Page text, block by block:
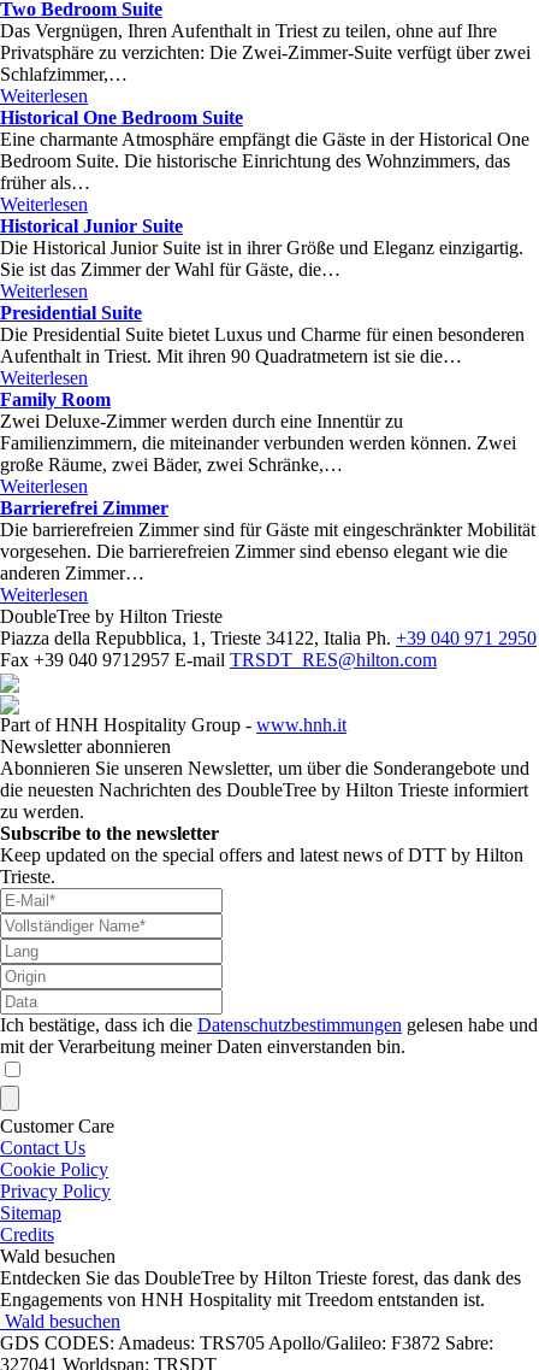
Two Bedroom Suite
Das Vergnügen, Ihren Aufenthalt in Triest zu teilen, ohne auf Ihre
Privatsphäre zu verzichten: Die Zwei-Zimmer-Suite verfügt über zwei
Schlafzimmer,…
Weiterlesen
Historical One Bedroom Suite
Eine charmante Atmosphäre empfängt die Gäste in der Historical One
Bedroom Suite. Die historische Einrichtung des Wohnzimmers, das
früher als…
Weiterlesen
Historical Junior Suite
Die Historical Junior Suite ist in ihrer Größe und Eleganz einzigartig.
Sie ist das Zimmer der Wahl für Gäste, die…
Weiterlesen
Presidential Suite
Die Presidential Suite bietet Luxus und Charme für einen besonderen
Aufenthalt in Triest. Mit ihren 90 Quadratmetern ist sie die…
Weiterlesen
Family Room
Zwei Deluxe-Zimmer werden durch eine Innentür zu
Familienzimmern, die miteinander verbunden werden können. Zwei
große Räume, zwei Bäder, zwei Schränke,…
Weiterlesen
Barrierefrei Zimmer
Die barrierefreien Zimmer sind für Gäste mit eingeschränkter Mobilität
vorgesehen. Die barrierefreien Zimmer sind ebenso elegant wie die
anderen Zimmer…
Weiterlesen
DoubleTree by Hilton Trieste
Piazza della Repubblica, 1, Trieste 34122, Italia Ph. +39 040 971 2950
Fax +39 040 9712957 E-mail TRSDT_RES@hilton.com
Part of HNH Hospitality Group - www.hnh.it
Newsletter abonnieren
Abonnieren Sie unseren Newsletter, um über die Sonderangebote und
die neuesten Nachrichten des DoubleTree by Hilton Trieste informiert
zu werden.
Subscribe to the newsletter
Keep updated on the special offers and latest news of DTT by Hilton
Trieste.
Ich bestätige, dass ich die Datenschutzbestimmungen gelesen habe und
mit der Verarbeitung meiner Daten einverstanden bin.
Customer Care
Contact Us
Cookie Policy
Privacy Policy
Sitemap
Credits
Wald besuchen
Entdecken Sie das DoubleTree by Hilton Trieste forest, das dank des
Engagements von HNH Hospitality mit Treedom entstanden ist.
Wald besuchen
GDS CODES: Amadeus: TRS705 Apollo/Galileo: F3872 Sabre:
327041 Worldspan: TRSDT